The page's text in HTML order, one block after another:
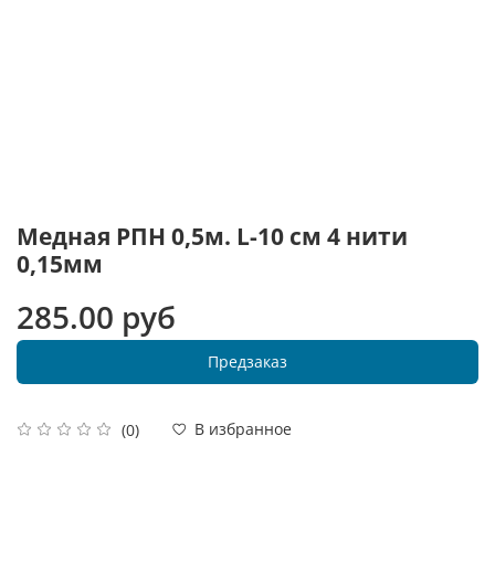
Медная РПН 0,5м. L-10 см 4 нити
0,15мм
(0) В избранное
285.00 руб
Предзаказ